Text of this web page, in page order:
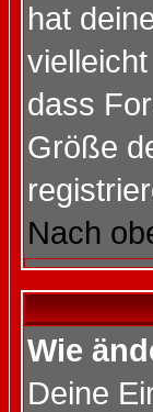
hat
dass
Größe
Nach
Wie
Deine